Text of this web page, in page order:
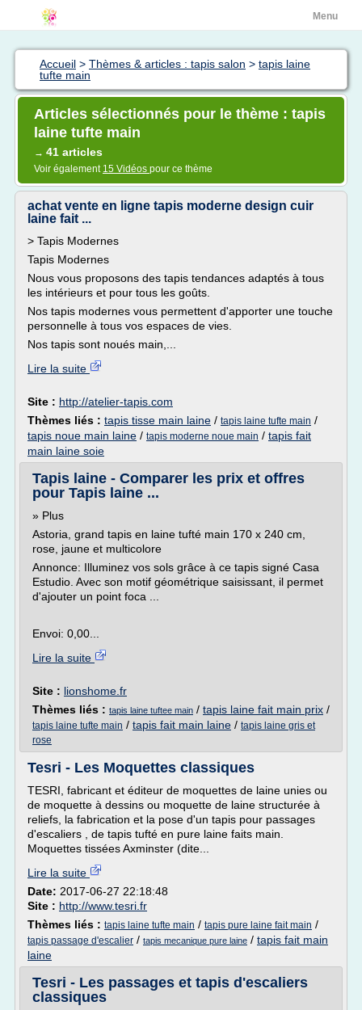
Menu
Accueil > Thèmes & articles : tapis salon > tapis laine
tufte main
Articles sélectionnés pour le thème : tapis
laine tufte main
→ 41 articles
Voir également 15 Vidéos pour ce thème
achat vente en ligne tapis moderne design cuir
laine fait ...
> Tapis Modernes
Tapis Modernes
Nous vous proposons des tapis tendances adaptés à tous
les intérieurs et pour tous les goûts.
Nos tapis modernes vous permettent d'apporter une touche
personnelle à tous vos espaces de vies.
Nos tapis sont noués main,...
Lire la suite
Site : http://atelier-tapis.com
Thèmes liés : tapis tisse main laine / tapis laine tufte main /
tapis noue main laine / tapis moderne noue main / tapis fait
main laine soie
Tapis laine - Comparer les prix et offres
pour Tapis laine ...
» Plus
Astoria, grand tapis en laine tufté main 170 x 240 cm,
rose, jaune et multicolore
Annonce: Illuminez vos sols grâce à ce tapis signé Casa
Estudio. Avec son motif géométrique saisissant, il permet
d'ajouter un point foca ...
Envoi: 0,00...
Lire la suite
Site : lionshome.fr
Thèmes liés : tapis laine tuftee main / tapis laine fait main prix /
tapis laine tufte main / tapis fait main laine / tapis laine gris et
rose
Tesri - Les Moquettes classiques
TESRI, fabricant et éditeur de moquettes de laine unies ou
de moquette à dessins ou moquette de laine structurée à
reliefs, la fabrication et la pose d'un tapis pour passages
d'escaliers , de tapis tufté en pure laine faits main.
Moquettes tissées Axminster (dite...
Lire la suite
Date: 2017-06-27 22:18:48
Site : http://www.tesri.fr
Thèmes liés : tapis laine tufte main / tapis pure laine fait main /
tapis passage d'escalier / tapis mecanique pure laine / tapis fait main
laine
Tesri - Les passages et tapis d'escaliers
classiques